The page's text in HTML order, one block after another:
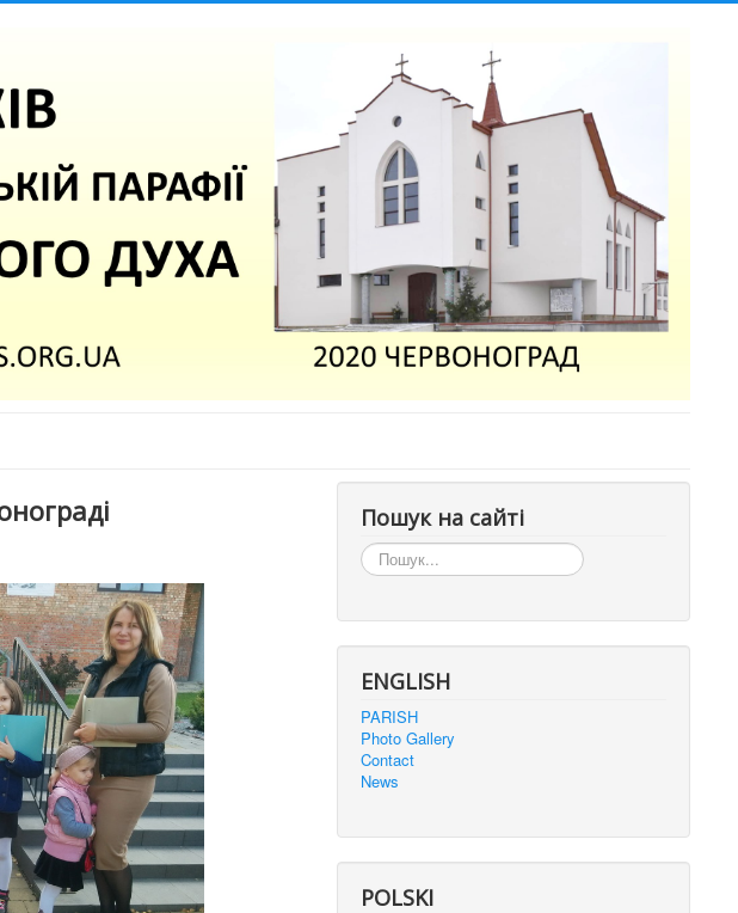
Пошук на сайті
Пошук...
ENGLISH
PARISH
Photo Gallery
Contact
News
POLSKI